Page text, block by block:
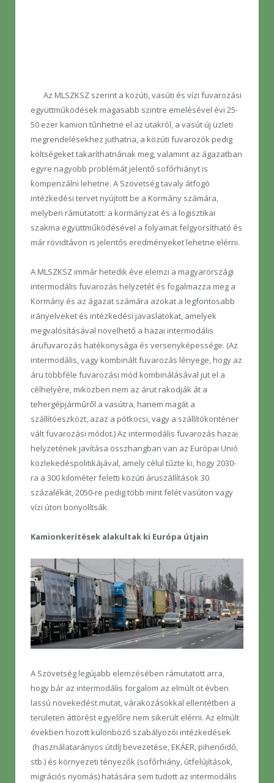
Az MLSZKSZ szerint a közúti, vasúti és vízi fuvarozási
együttműködések magasabb szintre emelésével évi 25-
50 ezer kamion tűnhetne el az utakról, a vasút új üzleti
megrendelésekhez juthatna, a közúti fuvarozók pedig
költségeket takaríthatnának meg, valamint az ágazatban
egyre nagyobb problémát jelentő sofőrhiányt is
kompenzálni lehetne. A Szövetség tavaly átfogó
intézkedési tervet nyújtott be a Kormány számára,
melyben rámutatott: a kormányzat és a logisztikai
szakma együttműködésével a folyamat felgyorsítható és
már rövidtávon is jelentős eredményeket lehetne elérni.
A MLSZKSZ immár hetedik éve elemzi a magyarországi
intermodális fuvarozás helyzetét és fogalmazza meg a
Kormány és az ágazat számára azokat a legfontosabb
irányelveket és intézkedési javaslatokat, amelyek
megvalósításával növelhető a hazai intermodális
árufuvarozás hatékonysága és versenyképessége. (Az
intermodális, vagy kombinált fuvarozás lényege, hogy az
áru többféle fuvarozási mód kombinálásával jut el a
célhelyére, miközben nem az árut rakodják át a
tehergépjárműről a vasútra, hanem magát a
szállítóeszközt, azaz a pótkocsi, vagy a szállítókonténer
vált fuvarozási módot.) Az intermodális fuvarozás hazai
helyzetének javítása összhangban van az Európai Unió
közlekedéspolitikájával, amely célul tűzte ki, hogy 2030-
ra a 300 kilométer feletti közúti áruszállítások 30
százalékát, 2050-re pedig több mint felét vasúton vagy
vízi úton bonyolítsák.
Kamionkerítések alakultak ki Európa útjain
A Szövetség legújabb elemzésében rámutatott arra,
hogy bár az intermodális forgalom az elmúlt öt évben
lassú növekedést mutat, várakozásokkal ellentétben a
területen áttörést egyelőre nem sikerült elérni. Az elmúlt
években hozott különböző szabályozói intézkedések
(használatarányos útdíj bevezetése, EKÁER, pihenőidő,
stb.) és környezeti tényezők (sofőrhiány, útfelújítások,
migrációs nyomás) hatására sem tudott az intermodális